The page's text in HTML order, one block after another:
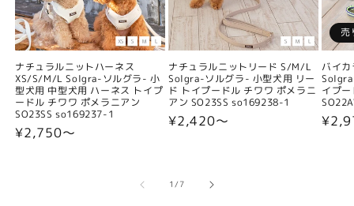
ナチュラルニットハーネス
XS/S/M/L Solgra-ソルグラ- 小
型犬用 中型犬用 ハーネス トイプ
ードル チワワ ポメラニアン
SO23SS so169237-1
通
¥2,750〜
ナチュラルニットリード S/M/L
Solgra-ソルグラ- 小型犬用 リー
ド トイプードル チワワ ポメラニ
アン SO23SS so169238-1
通
¥2,420〜
売
バイ
イプ
通
1/の
7